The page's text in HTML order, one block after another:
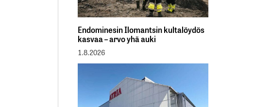
Endominesin Ilomantsin kultalöydös
kasvaa – arvo yhä auki
1.8.2026